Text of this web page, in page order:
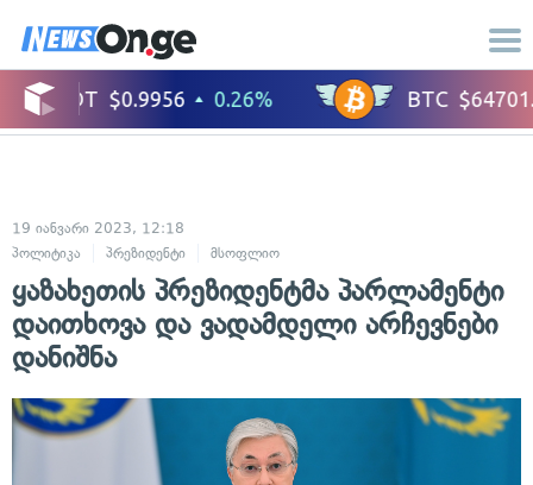
19 იანვარი 2023, 12:18
პოლიტიკა
პრეზიდენტი მსოფლიო
ყაზახეთის პრეზიდენტმა პარლამენტი
დაითხოვა და ვადამდელი არჩევნები
დანიშნა